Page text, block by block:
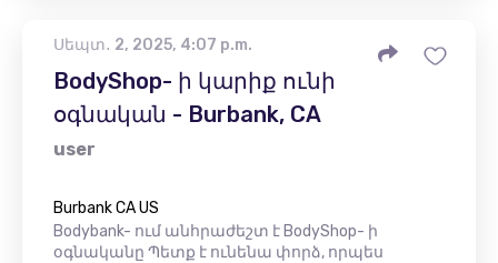
Սեպտ․ 2, 2025, 4:07 p.m.
BodyShop- ի կարիք ունի
օգնական - Burbank, CA
user
Burbank CA US
Bodybank- ում անհրաժեշտ է BodyShop- ի
օգնականը Պետք է ունենա փորձ, որպես